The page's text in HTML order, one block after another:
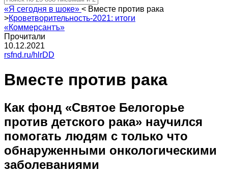
«Я сегодня в шоке» < Вместе против рака
>Кроветворительность-2021: итоги
«Коммерсантъ»
Прочитали
10.12.2021
rsfnd.ru/hlrDD
Вместе против рака
Как фонд «Святое Белогорье
против детского рака» научился
помогать людям с только что
обнаруженными онкологическими
заболеваниями